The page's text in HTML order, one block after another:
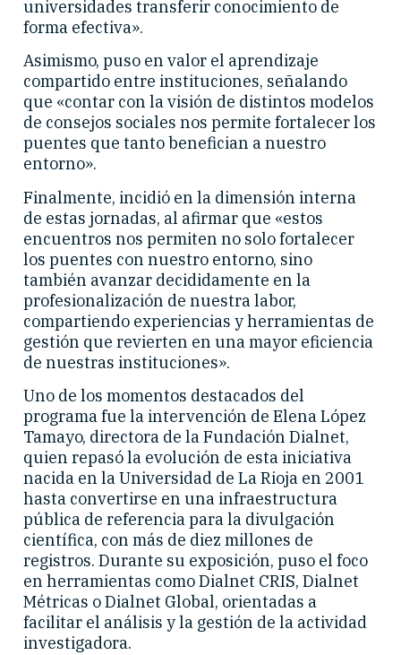
universidades transferir conocimiento de
forma efectiva».
Asimismo, puso en valor el aprendizaje
compartido entre instituciones, señalando
que «contar con la visión de distintos modelos
de consejos sociales nos permite fortalecer los
puentes que tanto benefician a nuestro
entorno».
Finalmente, incidió en la dimensión interna
de estas jornadas, al afirmar que «estos
encuentros nos permiten no solo fortalecer
los puentes con nuestro entorno, sino
también avanzar decididamente en la
profesionalización de nuestra labor,
compartiendo experiencias y herramientas de
gestión que revierten en una mayor eficiencia
de nuestras instituciones».
Uno de los momentos destacados del
programa fue la intervención de Elena López
Tamayo, directora de la Fundación Dialnet,
quien repasó la evolución de esta iniciativa
nacida en la Universidad de La Rioja en 2001
hasta convertirse en una infraestructura
pública de referencia para la divulgación
científica, con más de diez millones de
registros. Durante su exposición, puso el foco
en herramientas como Dialnet CRIS, Dialnet
Métricas o Dialnet Global, orientadas a
facilitar el análisis y la gestión de la actividad
investigadora.